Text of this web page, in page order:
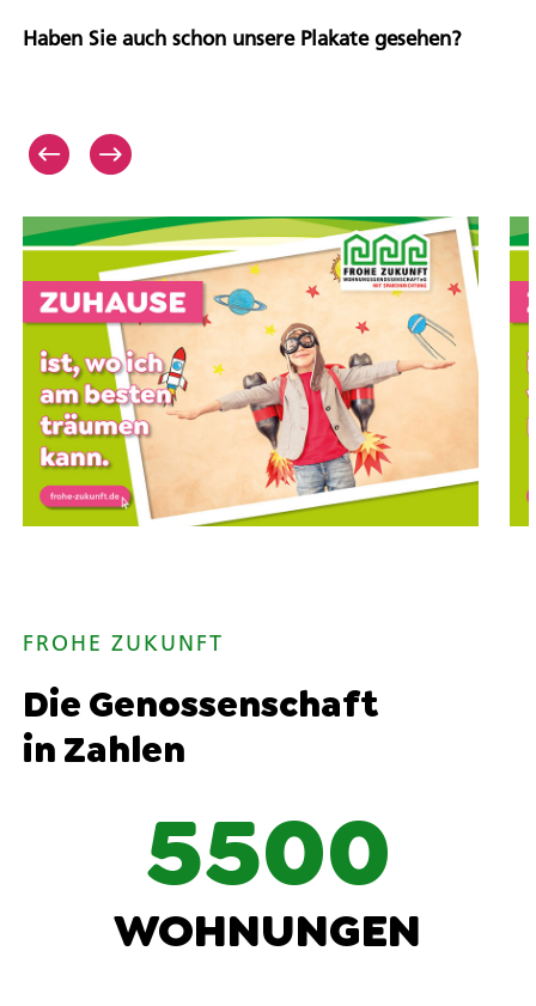
Haben Sie auch schon unsere Plakate gesehen?
''
FROHE ZUKUNFT
Die Genossenschaft
in Zahlen
WOHNUNGEN
5500